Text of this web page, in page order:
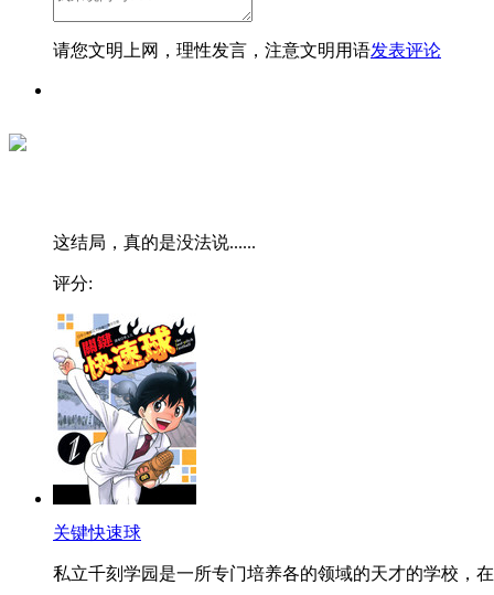
请您文明上网，理性发言，注意文明用语发表评论
这结局，真的是没法说......
评分:
关键快速球
私立千刻学园是一所专门培养各的领域的天才的学校，